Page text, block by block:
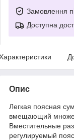
Замовлення
Доступна
Опис
Легкая поясная
вмещающий
Вместительные
регулируемый